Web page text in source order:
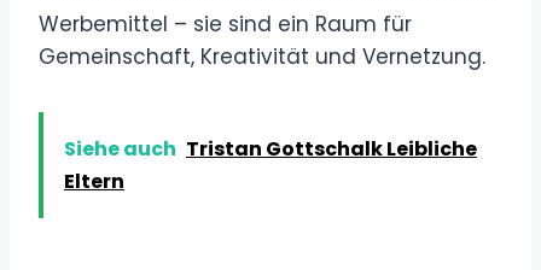
Werbemittel – sie sind ein Raum für
Gemeinschaft, Kreativität und Vernetzung.
Siehe auch Tristan Gottschalk Leibliche
Eltern